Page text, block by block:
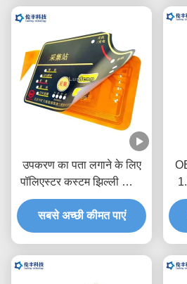
उपकरण का पता लगाने के लिए
पॉलिएस्टर कस्टम झिल्ली स्विच
पैड
सबसे अच्छी कीमत पाएं